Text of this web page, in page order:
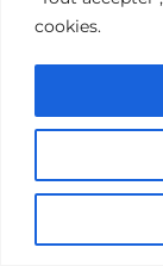
cookies.
Politique
Politique
© 2026